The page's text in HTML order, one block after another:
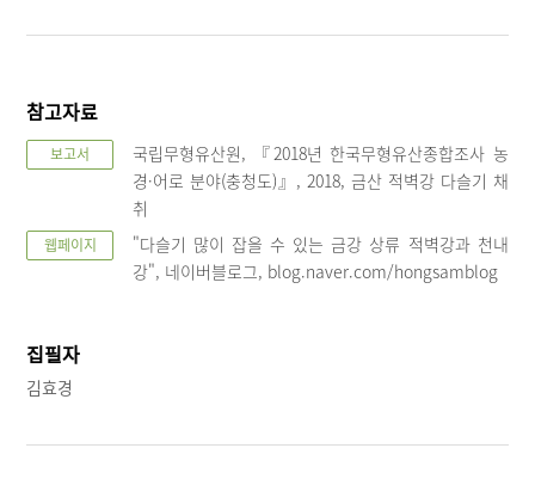
참고자료
보고서
국립무형유산원, 『2018년 한국무형유산종합조사 농
경·어로 분야(충청도)』, 2018, 금산 적벽강 다슬기 채
취
웹페이지
"다슬기 많이 잡을 수 있는 금강 상류 적벽강과 천내
강", 네이버블로그, blog.naver.com/hongsamblog
집필자
김효경